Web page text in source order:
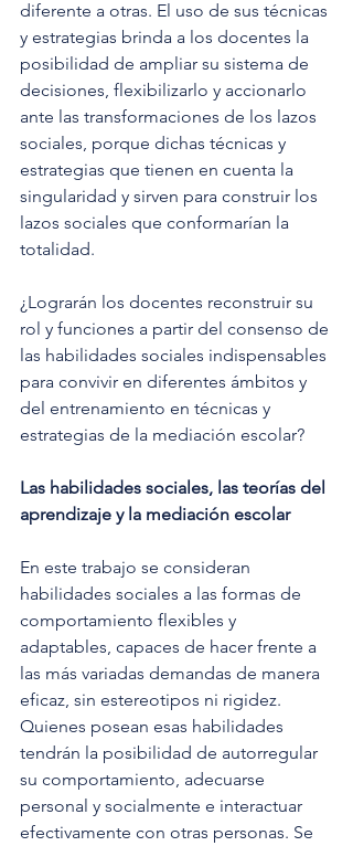
diferente a otras. El uso de sus técnicas
y estrategias brinda a los docentes la
posibilidad de ampliar su sistema de
decisiones, flexibilizarlo y accionarlo
ante las transformaciones de los lazos
sociales, porque dichas técnicas y
estrategias que tienen en cuenta la
singularidad y sirven para construir los
lazos sociales que conformarían la
totalidad.
¿Lograrán los docentes reconstruir su
rol y funciones a partir del consenso de
las habilidades sociales indispensables
para convivir en diferentes ámbitos y
del entrenamiento en técnicas y
estrategias de la mediación escolar?
Las habilidades sociales, las teorías del
aprendizaje y la mediación escolar
En este trabajo se consideran
habilidades sociales a las formas de
comportamiento flexibles y
adaptables, capaces de hacer frente a
las más variadas demandas de manera
eficaz, sin estereotipos ni rigidez.
Quienes posean esas habilidades
tendrán la posibilidad de autorregular
su comportamiento, adecuarse
personal y socialmente e interactuar
efectivamente con otras personas. Se